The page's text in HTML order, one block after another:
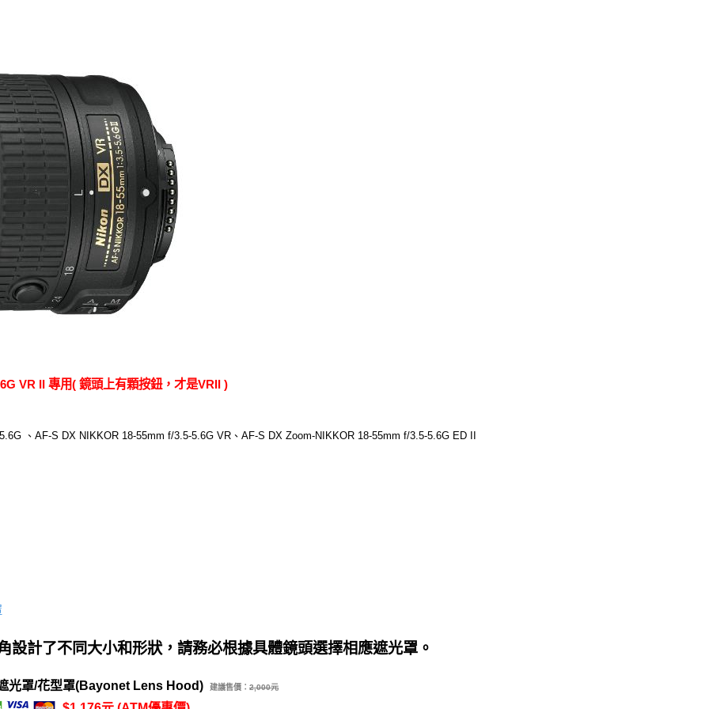
VR II 專用( 鏡頭上有顆按鈕，才是VRII )
、AF-S DX NIKKOR 18-55mm f/3.5-5.6G VR、AF-S DX Zoom-NIKKOR 18-55mm f/3.5-5.6G ED II
設計了不同大小和形狀，請務必根據具體鏡頭選擇相應遮光罩。
光罩/花型罩(Bayonet Lens Hood) 建議售價： 2,000元